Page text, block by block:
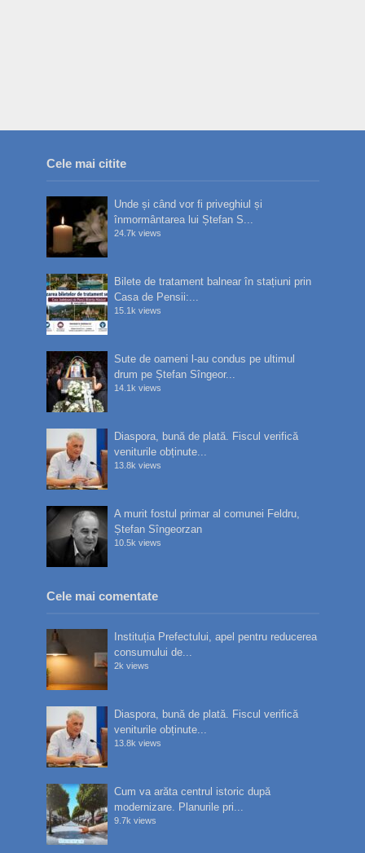
Cele mai citite
Unde și când vor fi priveghiul și
înmormântarea lui Ștefan S...
24.7k views
Bilete de tratament balnear în stațiuni prin
Casa de Pensii:...
15.1k views
Sute de oameni l-au condus pe ultimul
drum pe Ștefan Sîngeor...
14.1k views
Diaspora, bună de plată. Fiscul verifică
veniturile obținute...
13.8k views
A murit fostul primar al comunei Feldru,
Ștefan Sîngeorzan
10.5k views
Cele mai comentate
Instituția Prefectului, apel pentru reducerea
consumului de...
2k views
Diaspora, bună de plată. Fiscul verifică
veniturile obținute...
13.8k views
Cum va arăta centrul istoric după
modernizare. Planurile pri...
9.7k views